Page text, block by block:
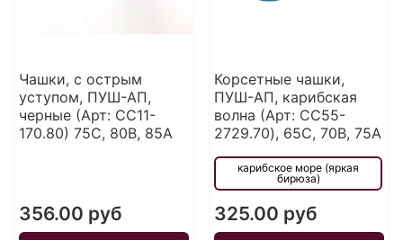
Чашки, с острым
уступом, ПУШ-АП,
черные (Арт: CC11-
170.80) 75С, 80В, 85А
356.00 руб
Корсетные чашки,
ПУШ-АП, карибская
волна (Арт: CC55-
2729.70), 65C, 70B, 75A
карибское море (яркая
бирюза)
325.00 руб